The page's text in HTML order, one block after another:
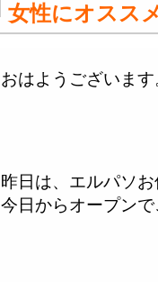
女性にオスス
おはようございま
昨日は、エルパソ
今日からオープン